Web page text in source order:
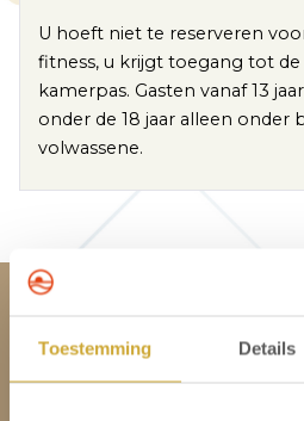
Toestemming Details
U hoeft niet te reserveren
fitness, u krijgt toegang tot
kamerpas. Gasten vanaf 13
onder de 18 jaar alleen onder
volwassene.